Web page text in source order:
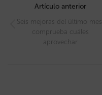
navigation
Artículo anterior
Seis mejoras del último mes:
comprueba cuáles
aprovechar